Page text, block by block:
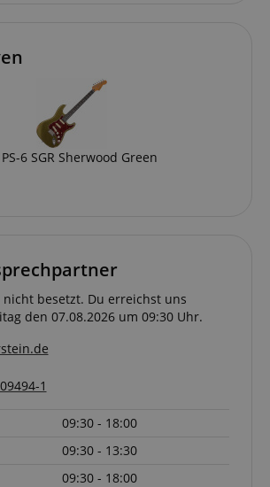
6 SGR Sherwood Green
besetzt. Du erreichst uns
den 07.08.2026 um 09:30 Uhr.
1
09:30 - 18:00
09:30 - 13:30
09:30 - 18:00